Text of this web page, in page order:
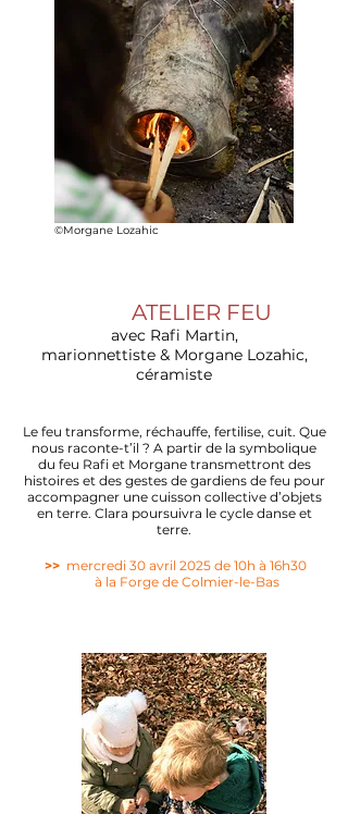
©Morgane Lozahic
ATELIER FEU
avec Rafi Martin,
marionnettiste & Morgane Lozahic,
céramiste
Le feu transforme, réchauffe, fertilise, cuit. Que
nous raconte-t’il ? A partir de la symbolique
du feu Rafi et Morgane transmettront des
histoires et des gestes de gardiens de feu pour
accompagner une cuisson collective d’objets
en terre. Clara poursuivra le cycle danse et
terre.
>> mercredi 30 avril 2025 de 10h à 16h30
à la Forge de Colmier-le-Bas